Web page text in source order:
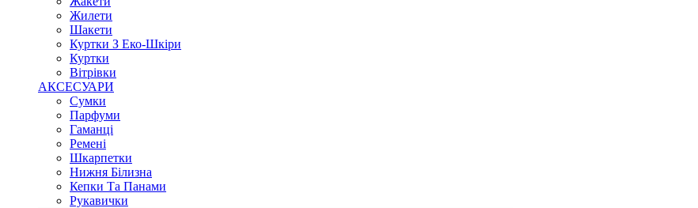
Жилети
Шакети
Куртки З Еко-Шкіри
Куртки
Вітрівки
АКСЕСУАРИ
Сумки
Парфуми
Гаманці
Ремені
Шкарпетки
Нижня Білизна
Кепки Та Панами
Рукавички